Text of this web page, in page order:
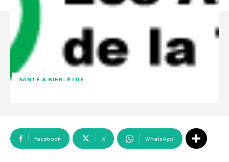
SANTÉ & BIEN-ÊTRE
Facebook X WhatsApp